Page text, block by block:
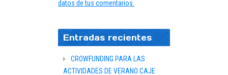
datos de tus comentarios.
Entradas recientes
CROWFUNDING PARA LAS
ACTIVIDADES DE VERANO CAJE